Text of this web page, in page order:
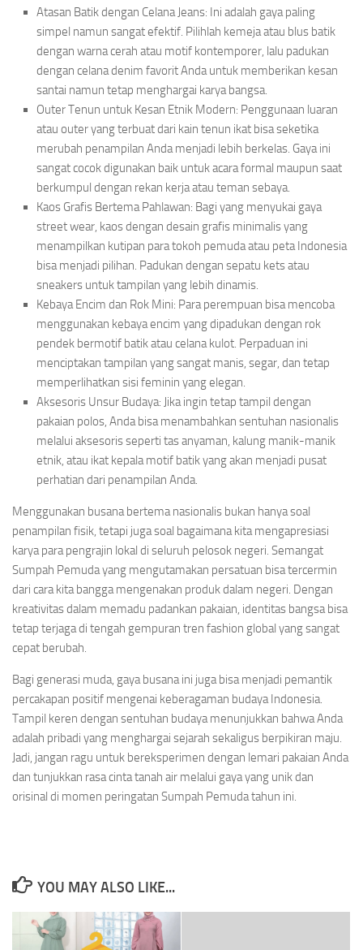
Atasan Batik dengan Celana Jeans: Ini adalah gaya paling
simpel namun sangat efektif. Pilihlah kemeja atau blus batik
dengan warna cerah atau motif kontemporer, lalu padukan
dengan celana denim favorit Anda untuk memberikan kesan
santai namun tetap menghargai karya bangsa.
Outer Tenun untuk Kesan Etnik Modern: Penggunaan luaran
atau outer yang terbuat dari kain tenun ikat bisa seketika
merubah penampilan Anda menjadi lebih berkelas. Gaya ini
sangat cocok digunakan baik untuk acara formal maupun saat
berkumpul dengan rekan kerja atau teman sebaya.
Kaos Grafis Bertema Pahlawan: Bagi yang menyukai gaya
street wear, kaos dengan desain grafis minimalis yang
menampilkan kutipan para tokoh pemuda atau peta Indonesia
bisa menjadi pilihan. Padukan dengan sepatu kets atau
sneakers untuk tampilan yang lebih dinamis.
Kebaya Encim dan Rok Mini: Para perempuan bisa mencoba
menggunakan kebaya encim yang dipadukan dengan rok
pendek bermotif batik atau celana kulot. Perpaduan ini
menciptakan tampilan yang sangat manis, segar, dan tetap
memperlihatkan sisi feminin yang elegan.
Aksesoris Unsur Budaya: Jika ingin tetap tampil dengan
pakaian polos, Anda bisa menambahkan sentuhan nasionalis
melalui aksesoris seperti tas anyaman, kalung manik-manik
etnik, atau ikat kepala motif batik yang akan menjadi pusat
perhatian dari penampilan Anda.
Menggunakan busana bertema nasionalis bukan hanya soal
penampilan fisik, tetapi juga soal bagaimana kita mengapresiasi
karya para pengrajin lokal di seluruh pelosok negeri. Semangat
Sumpah Pemuda yang mengutamakan persatuan bisa tercermin
dari cara kita bangga mengenakan produk dalam negeri. Dengan
kreativitas dalam memadu padankan pakaian, identitas bangsa bisa
tetap terjaga di tengah gempuran tren fashion global yang sangat
cepat berubah.
Bagi generasi muda, gaya busana ini juga bisa menjadi pemantik
percakapan positif mengenai keberagaman budaya Indonesia.
Tampil keren dengan sentuhan budaya menunjukkan bahwa Anda
adalah pribadi yang menghargai sejarah sekaligus berpikiran maju.
Jadi, jangan ragu untuk bereksperimen dengan lemari pakaian Anda
dan tunjukkan rasa cinta tanah air melalui gaya yang unik dan
orisinal di momen peringatan Sumpah Pemuda tahun ini.
YOU MAY ALSO LIKE...